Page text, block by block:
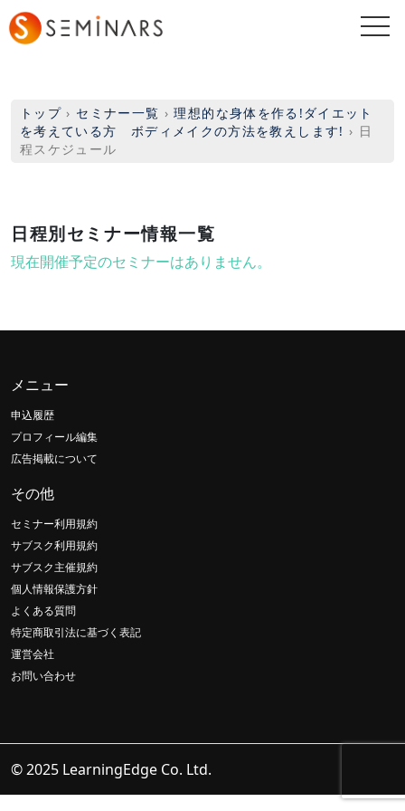
トップ › セミナー一覧 ›理想的な身体を作る!ダイエット
を考えている方 ボディメイクの方法を教えします! › 日
程スケジュール
日程別セミナー情報一覧
現在開催予定のセミナーはありません。
メニュー
申込履歴
プロフィール編集
広告掲載について
その他
セミナー利用規約
サブスク利用規約
サブスク主催規約
個人情報保護方針
よくある質問
特定商取引法に基づく表記
運営会社
お問い合わせ
© 2025 LearningEdge Co. Ltd.